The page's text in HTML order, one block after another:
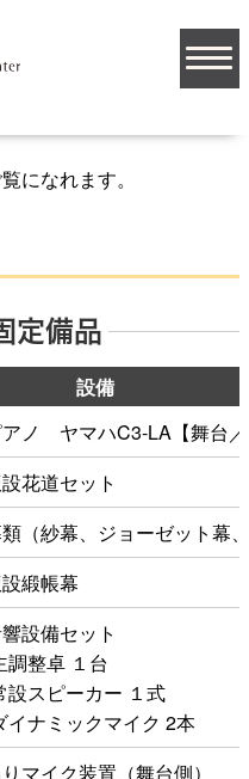
大
シャルメディア
お問い合わせ
よくある質問
索
になれます。
定備品
設備
アノ ヤマハC3-LA【舞台
花道セット
（紗幕、ジョーゼット幕
緞帳幕
設備セット
調整卓 １台
設スピーカー １式
イナミックマイク 2本
マイク装置（舞台側）